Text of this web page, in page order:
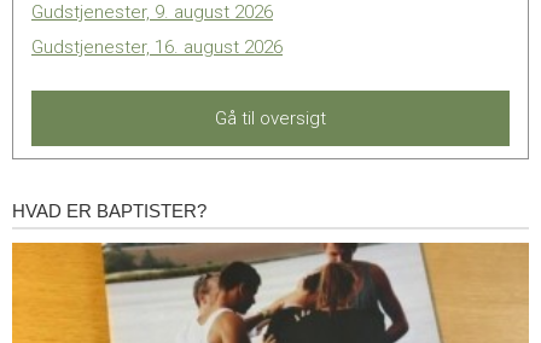
Gudstjenester, 9. august 2026
Gudstjenester, 16. august 2026
Gå til oversigt
Hvad
HVAD ER BAPTISTER?